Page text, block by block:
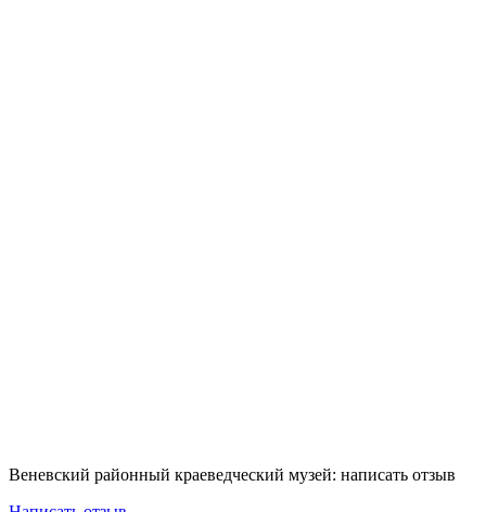
Веневский районный краеведческий музей: написать отзыв